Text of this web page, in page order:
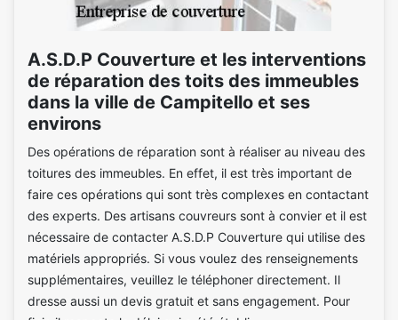
A.S.D.P Couverture et les interventions
de réparation des toits des immeubles
dans la ville de Campitello et ses
environs
Des opérations de réparation sont à réaliser au niveau des
toitures des immeubles. En effet, il est très important de
faire ces opérations qui sont très complexes en contactant
des experts. Des artisans couvreurs sont à convier et il est
nécessaire de contacter A.S.D.P Couverture qui utilise des
matériels appropriés. Si vous voulez des renseignements
supplémentaires, veuillez le téléphoner directement. Il
dresse aussi un devis gratuit et sans engagement. Pour